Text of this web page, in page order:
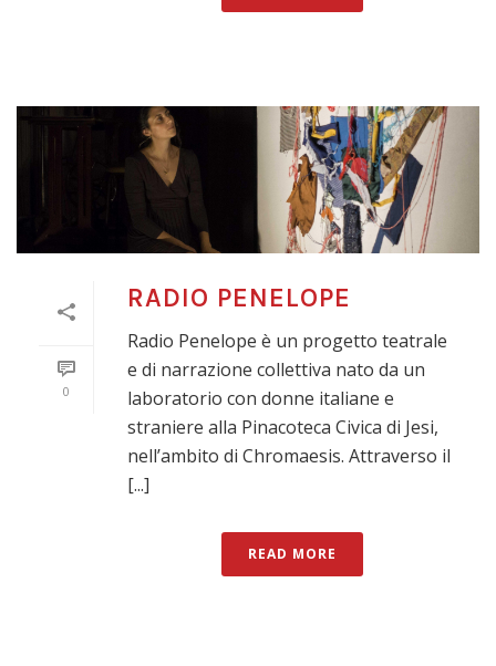
0
RADIO PENELOPE
Radio Penelope è un progetto teatrale
e di narrazione collettiva nato da un
laboratorio con donne italiane e
straniere alla Pinacoteca Civica di Jesi,
nell’ambito di Chromaesis. Attraverso il
[...]
READ MORE